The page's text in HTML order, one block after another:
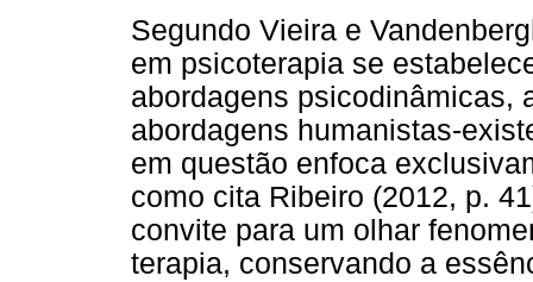
Segundo Vieira e
em psicoterapia se
abordagens psicodinâmicas,
abordagens humanistas-
em questão enfoca
como cita Ribeiro (2012, p.
convite para um olhar
terapia, conservando a